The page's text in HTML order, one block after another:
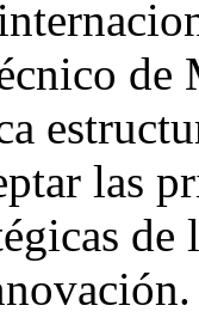
de
las